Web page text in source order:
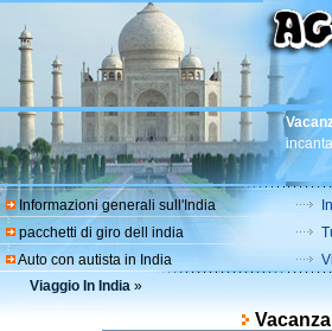
Informazioni generali sull'India
pacchetti di giro dell india
Auto con autista in India
Viaggio In India »